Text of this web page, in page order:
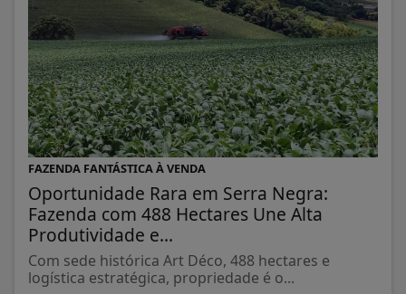
FAZENDA FANTÁSTICA À VENDA
Oportunidade Rara em Serra Negra:
Fazenda com 488 Hectares Une Alta
Produtividade e...
Com sede histórica Art Déco, 488 hectares e
logística estratégica, propriedade é o...